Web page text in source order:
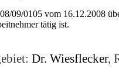
09/0105 vom 16.12.2008
tätig ist.
Dr. Wiesflecker,